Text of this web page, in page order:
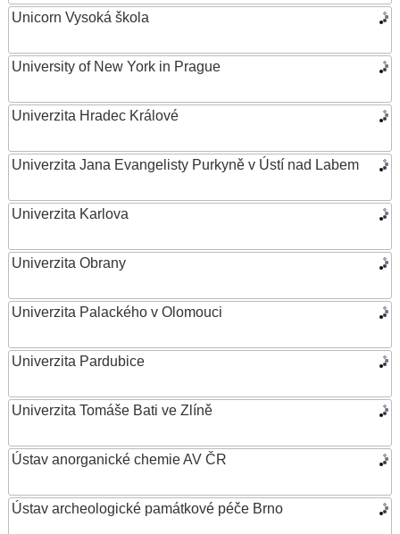
Unicorn Vysoká škola
University of New York in Prague
Univerzita Hradec Králové
Univerzita Jana Evangelisty Purkyně v Ústí nad Labem
Univerzita Karlova
Univerzita Obrany
Univerzita Palackého v Olomouci
Univerzita Pardubice
Univerzita Tomáše Bati ve Zlíně
Ústav anorganické chemie AV ČR
Ústav archeologické památkové péče Brno